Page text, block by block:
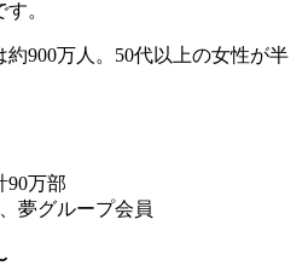
。
900万人。50代以上の女性が半
90万部
夢グループ会員